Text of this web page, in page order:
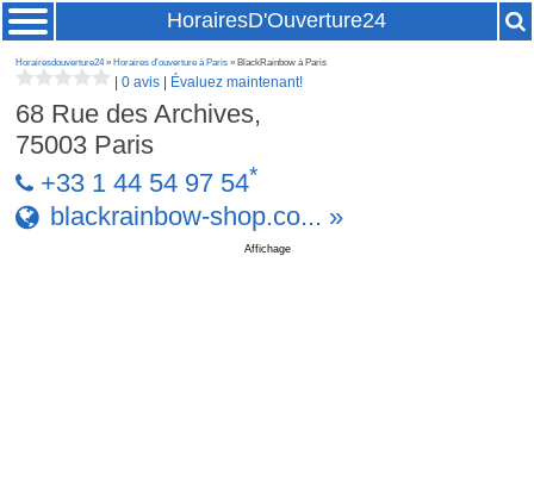
HorairesD'Ouverture24
Horairesdouverture24» Horaires d'ouverture à Paris » BlackRainbow à Paris
|0 avis Évaluez maintenant!
68 Rue des Archives,
75003 Paris
+33 1 44 54 97 54*
blackrainbow-shop.co... »
Affichage